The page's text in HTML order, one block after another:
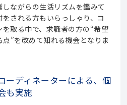
ながらの生活リズムを鑑みて
される方もいらっしゃり、コ
を取る中で、求職者の方の“希望
点”を改めて知れる機会となりま
ーディネーターによる、個
も実施